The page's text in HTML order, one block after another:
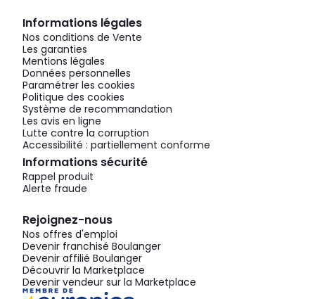
Informations légales
Nos conditions de Vente
Les garanties
Mentions légales
Données personnelles
Paramétrer les cookies
Politique des cookies
Système de recommandation
Les avis en ligne
Lutte contre la corruption
Accessibilité : partiellement conforme
Informations sécurité
Rappel produit
Alerte fraude
Rejoignez-nous
Nos offres d'emploi
Devenir franchisé Boulanger
Devenir affilié Boulanger
Découvrir la Marketplace
Devenir vendeur sur la Marketplace